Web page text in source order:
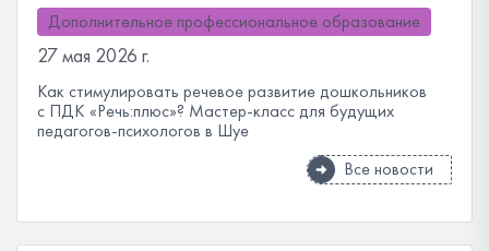
Дополнительное профессиональное образование
27 мая 2026 г.
Как стимулировать речевое развитие дошкольников
с ПДК «Речь:плюс»? Мастер-класс для будущих
педагогов-психологов в Шуе
Все новости